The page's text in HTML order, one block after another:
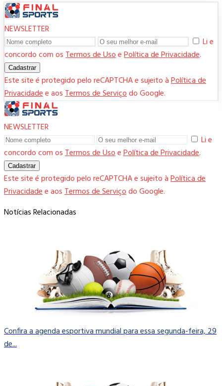
NEWSLETTER
Li e
concordo com osTermos de UsoePolítica de Privacidade.
Cadastrar
Este site é protegido pelo reCAPTCHA e sujeito àPolítica de
Privacidadee aosTermos de Serviçodo Google.
NEWSLETTER
Li e
concordo com osTermos de UsoePolítica de Privacidade.
Cadastrar
Este site é protegido pelo reCAPTCHA e sujeito àPolítica de
Privacidadee aosTermos de Serviçodo Google.
Notícias Relacionadas
Confira a agenda esportiva mundial para essa segunda-feira, 29
de...